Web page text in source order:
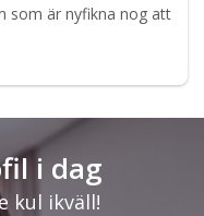
som är nyfikna nog att
i dag
kul ikväll!